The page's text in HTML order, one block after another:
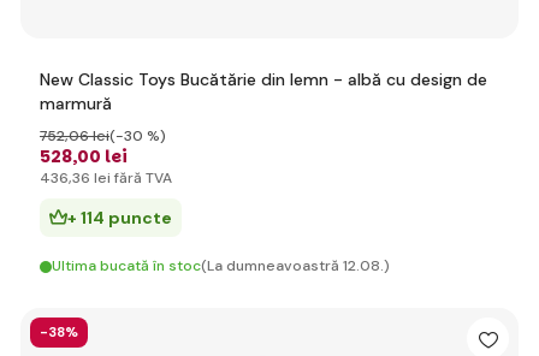
New Classic Toys Bucătărie din lemn - albă cu design de
marmură
528,00 lei
752,06 lei(-30 %)
436,36 lei fără TVA
+ 114 puncte
Ultima bucată în stoc(La dumneavoastră 12.08.)
-38%